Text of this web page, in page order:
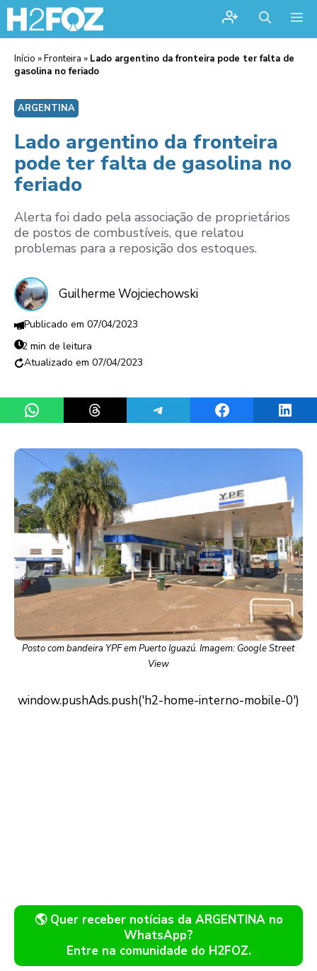
Início »Fronteira » Lado argentino da fronteira pode ter falta de
gasolina no feriado
ARGENTINA
Lado argentino da fronteira
pode ter falta de gasolina no
feriado
Alerta foi dado pela associação de proprietários
de postos de combustíveis, que relatou
problemas para a reposição dos estoques.
Guilherme Wojciechowski
07/04/2023
2 min de leitura
07/04/2023
Share on WhatsAppShare on ThreadsShare on TelegramShare on Facebook
Posto com bandeira YPF em Puerto Iguazú. Imagem: Google Street
View
🌎 Quer receber notícias da ARGENTINA no
WhatsApp?
Entre na comunidade do H2FOZ.